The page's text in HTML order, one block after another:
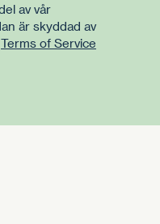
av vår
är skyddad av
Terms of Service